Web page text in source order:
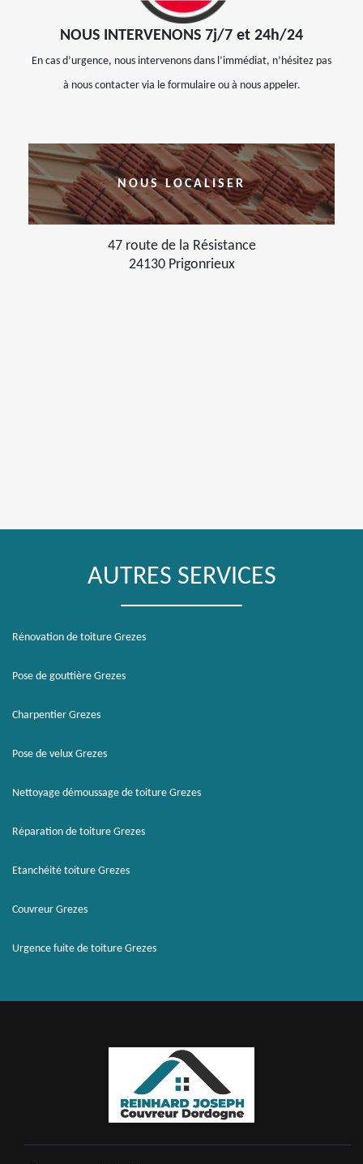
NOUS INTERVENONS 7j/7 et 24h/24
En cas d’urgence, nous intervenons dans l’immédiat, n’hésitez pas
à nous contacter via le formulaire ou à nous appeler.
NOUS LOCALISER
47 route de la Résistance
24130 Prigonrieux
AUTRES SERVICES
Rénovation de toiture Grezes
Pose de gouttière Grezes
Charpentier Grezes
Pose de velux Grezes
Nettoyage démoussage de toiture Grezes
Réparation de toiture Grezes
Etanchéité toiture Grezes
Couvreur Grezes
Urgence fuite de toiture Grezes